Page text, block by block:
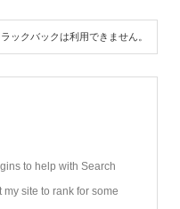
ラックバックは利用できません。
to help with Search
my site to rank for some